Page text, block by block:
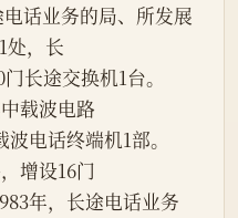
话业务的局、所发展
处，长
长途交换机1台。
载波电路
电话终端机1部。
增设16门
年，长途电话业务